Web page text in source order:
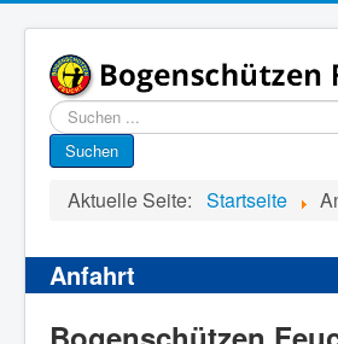
Suchen
...
Suchen
Aktuelle Seite: Startseite
Anfahrt